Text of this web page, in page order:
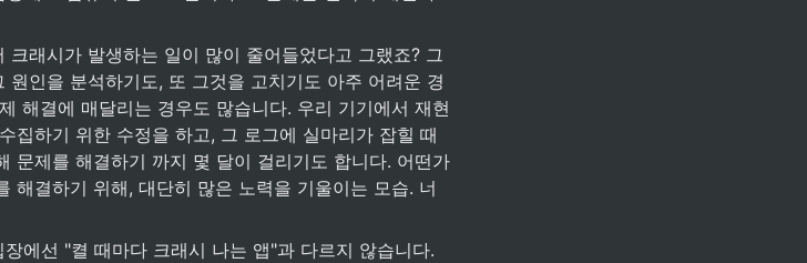
래시가 발생하는 일이 많이 줄어들었다고 그랬죠? 그
인을 분석하기도, 또 그것을 고치기도 아주 어려운 경
해결에 매달리는 경우도 많습니다. 우리 기기에서 재현
집하기 위한 수정을 하고, 그 로그에 실마리가 잡힐 때
문제를 해결하기 까지 몇 달이 걸리기도 합니다. 어떤가
해결하기 위해, 대단히 많은 노력을 기울이는 모습. 너
에선 "켤 때마다 크래시 나는 앱"과 다르지 않습니다.